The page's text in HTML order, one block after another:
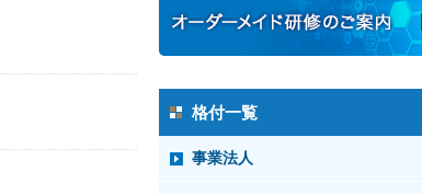
格付一覧
事業法人